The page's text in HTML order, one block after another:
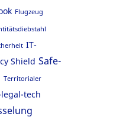
Flugzeug
IT-
Shield Safe-
Territorialer
tech